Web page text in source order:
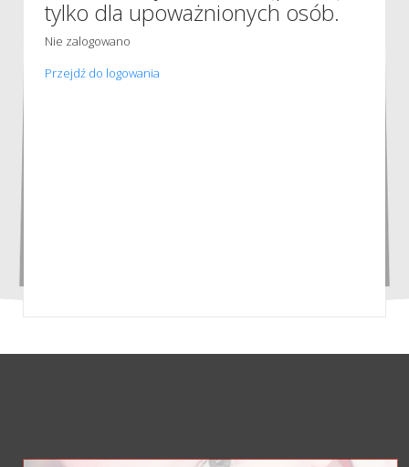
tylko dla upoważnionych osób.
Nie zalogowano
Przejdź do logowania